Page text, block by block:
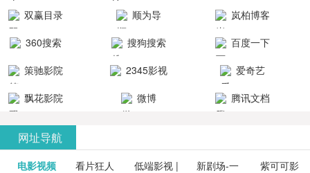
剧片、爱情
片、搞笑片
等全新电
影，是影
合破解游
戏、整合安
卓破解软件
分享与下
载！旨在打
件共享站、
生物科技有
科技有限公
网
双赢目录
顺为导
航-办公运营
岚柏博客
360搜索
搜狗搜索
百度一下
策驰影院
2345影视
大全
爱奇艺
VIP会员
飘花影院
微博 腾讯文档
网址导航
电影视频 看片狂人 低端影视 | 新剧场-一 紫可可影